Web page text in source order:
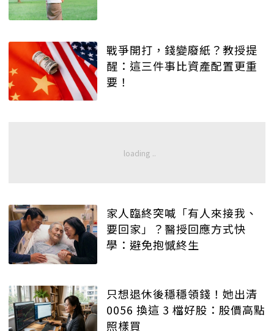
戰爭開打，錢變廢紙？教授提
醒：這三件事比資產配置更重
要！
家人臨終突喊「有人來接我、
要回家」？醫授回應方式快
學：避免抱憾終生
只想退休後穩穩領錢！她出清
0056 換這 3 檔好股：股價高點
照樣買